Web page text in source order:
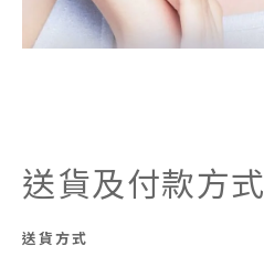
送貨及付款方式
送貨方式